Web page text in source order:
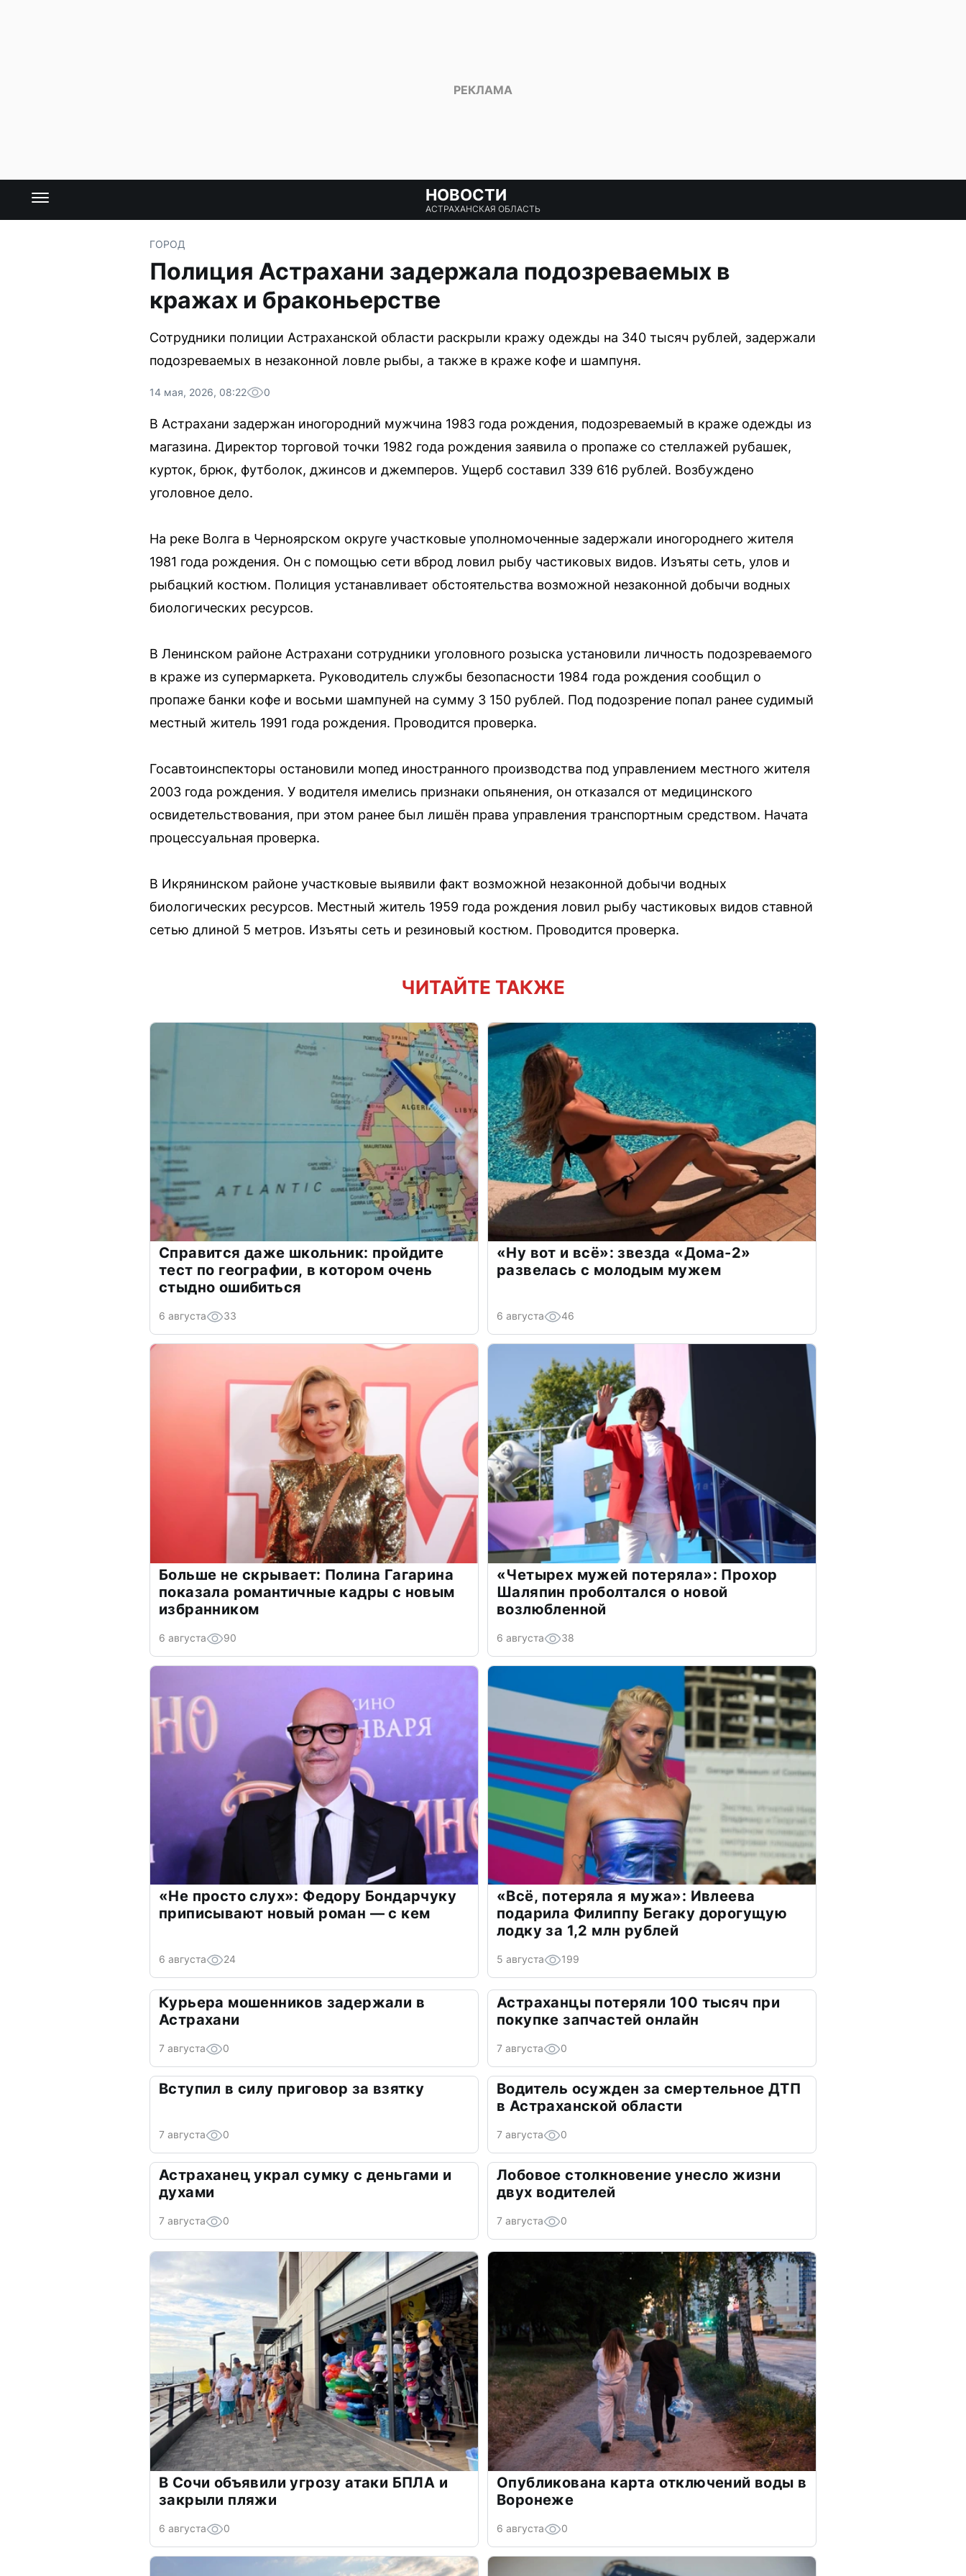
НОВОСТИ
АСТРАХАНСКАЯ ОБЛАСТЬ
ГОРОД
Полиция Астрахани задержала подозреваемых в
кражах и браконьерстве
Сотрудники полиции Астраханской области раскрыли кражу одежды на 340 тысяч рублей, задержали
подозреваемых в незаконной ловле рыбы, а также в краже кофе и шампуня.
14 мая, 2026, 08:22 0
В Астрахани задержан иногородний мужчина 1983 года рождения, подозреваемый в краже одежды из
магазина. Директор торговой точки 1982 года рождения заявила о пропаже со стеллажей рубашек,
курток, брюк, футболок, джинсов и джемперов. Ущерб составил 339 616 рублей. Возбуждено
уголовное дело.
На реке Волга в Черноярском округе участковые уполномоченные задержали иногороднего жителя
1981 года рождения. Он с помощью сети вброд ловил рыбу частиковых видов. Изъяты сеть, улов и
рыбацкий костюм. Полиция устанавливает обстоятельства возможной незаконной добычи водных
биологических ресурсов.
В Ленинском районе Астрахани сотрудники уголовного розыска установили личность подозреваемого
в краже из супермаркета. Руководитель службы безопасности 1984 года рождения сообщил о
пропаже банки кофе и восьми шампуней на сумму 3 150 рублей. Под подозрение попал ранее судимый
местный житель 1991 года рождения. Проводится проверка.
Госавтоинспекторы остановили мопед иностранного производства под управлением местного жителя
2003 года рождения. У водителя имелись признаки опьянения, он отказался от медицинского
освидетельствования, при этом ранее был лишён права управления транспортным средством. Начата
процессуальная проверка.
В Икрянинском районе участковые выявили факт возможной незаконной добычи водных
биологических ресурсов. Местный житель 1959 года рождения ловил рыбу частиковых видов ставной
сетью длиной 5 метров. Изъяты сеть и резиновый костюм. Проводится проверка.
ЧИТАЙТЕ ТАКЖЕ
Справится даже школьник: пройдите
тест по географии, в котором очень
стыдно ошибиться
6 августа 33
«Ну вот и всё»: звезда «Дома-2»
развелась с молодым мужем
6 августа 46
Больше не скрывает: Полина Гагарина
показала романтичные кадры с новым
избранником
6 августа 90
«Четырех мужей потеряла»: Прохор
Шаляпин проболтался о новой
возлюбленной
6 августа 38
«Не просто слух»: Федору Бондарчуку
приписывают новый роман — с кем
6 августа 24
«Всё, потеряла я мужа»: Ивлеева
подарила Филиппу Бегаку дорогущую
лодку за 1,2 млн рублей
5 августа 199
Курьера мошенников задержали в
Астрахани
7 августа 0
Астраханцы потеряли 100 тысяч при
покупке запчастей онлайн
7 августа 0
Вступил в силу приговор за взятку
7 августа 0
Водитель осужден за смертельное ДТП
в Астраханской области
7 августа 0
Астраханец украл сумку с деньгами и
духами
7 августа 0
Лобовое столкновение унесло жизни
двух водителей
7 августа 0
В Сочи объявили угрозу атаки БПЛА и
закрыли пляжи
6 августа 0
Опубликована карта отключений воды в
Воронеже
6 августа 0